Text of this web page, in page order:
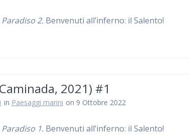
2. Benvenuti all’inferno: il Salento!
2021) #1
in Paesaggi marini on 9 Ottobre 2022
1. Benvenuti all’inferno: il Salento!